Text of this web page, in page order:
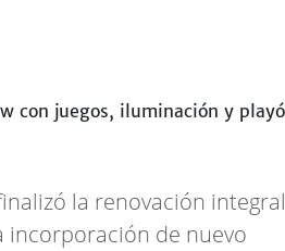
la renovación integral
incorporación de nuevo